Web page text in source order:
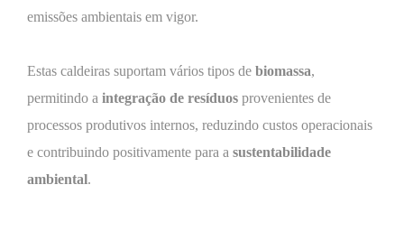
emissões ambientais em vigor.
Estas caldeiras suportam vários tipos de biomassa,
permitindo a integração de resíduos provenientes de
processos produtivos internos, reduzindo custos operacionais
e contribuindo positivamente para a sustentabilidade
ambiental.